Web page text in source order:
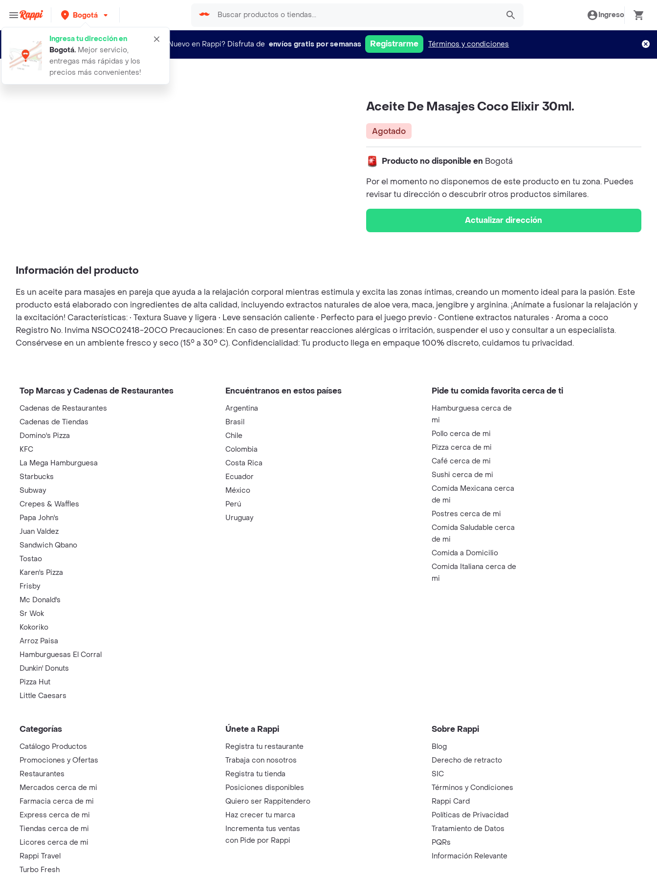
Bogotá
Ingresa tu dirección en
Bogotá. Mejor servicio,
entregas más rápidas y los
precios más convenientes!
Ingreso
¿Nuevo en Rappi? Disfruta de envíos gratis por semanas Registrarme Términos y condiciones
aceite de masajes coco elixir 30ml
Aceite De Masajes Coco Elixir 30ml.
Agotado
Producto no disponible en Bogotá
Por el momento no disponemos de este producto en tu zona. Puedes
revisar tu dirección o descubrir otros productos similares.
Actualizar dirección
Información del producto
Es un aceite para masajes en pareja que ayuda a la relajación corporal mientras estimula y excita las zonas íntimas, creando un momento ideal para la pasión. Este
producto está elaborado con ingredientes de alta calidad, incluyendo extractos naturales de aloe vera, maca, jengibre y arginina. ¡Anímate a fusionar la relajación y
la excitación! Características: • Textura Suave y ligera • Leve sensación caliente • Perfecto para el juego previo • Contiene extractos naturales • Aroma a coco
Registro No. Invima NSOC02418-20CO Precauciones: En caso de presentar reacciones alérgicas o irritación, suspender el uso y consultar a un especialista.
Consérvese en un ambiente fresco y seco (15° a 30° C). Confidencialidad: Tu producto llega en empaque 100% discreto, cuidamos tu privacidad.
Top Marcas y Cadenas de Restaurantes
Cadenas de Restaurantes
Cadenas de Tiendas
Domino's Pizza
KFC
La Mega Hamburguesa
Starbucks
Subway
Crepes & Waffles
Papa John's
Juan Valdez
Sandwich Qbano
Tostao
Karen's Pizza
Frisby
Mc Donald's
Sr Wok
Kokoriko
Arroz Paisa
Hamburguesas El Corral
Dunkin' Donuts
Pizza Hut
Little Caesars
Encuéntranos en estos países
Argentina
Brasil
Chile
Colombia
Costa Rica
Ecuador
México
Perú
Uruguay
Pide tu comida favorita cerca de ti
Hamburguesa cerca de
mi
Pollo cerca de mi
Pizza cerca de mi
Café cerca de mi
Sushi cerca de mi
Comida Mexicana cerca
de mi
Postres cerca de mi
Comida Saludable cerca
de mi
Comida a Domicilio
Comida Italiana cerca de
mi
Categorías
Catálogo Productos
Promociones y Ofertas
Restaurantes
Mercados cerca de mi
Farmacia cerca de mi
Express cerca de mi
Tiendas cerca de mi
Licores cerca de mi
Rappi Travel
Turbo Fresh
Únete a Rappi
Registra tu restaurante
Trabaja con nosotros
Registra tu tienda
Posiciones disponibles
Quiero ser Rappitendero
Haz crecer tu marca
Incrementa tus ventas
con Pide por Rappi
Sobre Rappi
Blog
Derecho de retracto
SIC
Términos y Condiciones
Rappi Card
Políticas de Privacidad
Tratamiento de Datos
PQRs
Información Relevante